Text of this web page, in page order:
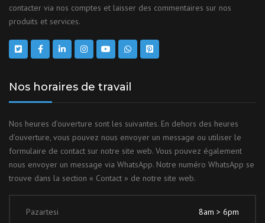
contacter via nos comptes et laisser des commentaires sur nos
produits et services.
Nos horaires de travail
Nos heures d’ouverture sont les suivantes. En dehors des heures
d’ouverture, vous pouvez nous envoyer un message ou utiliser le
formulaire de contact sur notre site web. Vous pouvez également
nous envoyer un message via WhatsApp. Notre numéro WhatsApp se
trouve dans la section « Contact » de notre site web.
Pazartesi
8am > 6pm